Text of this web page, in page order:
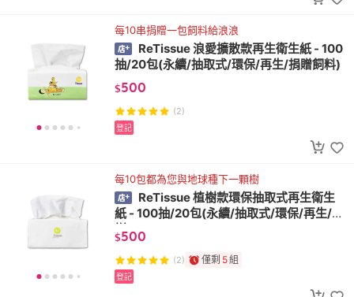
每10串捐贈一包飼料給浪浪
ReTissue 浪愛擴散款再生衛生紙 - 100
抽/20包(永續/抽取式/環保/再生/捐贈飼料)
$500
(2)
登記
每10包都為您與地球種下一顆樹
ReTissue 植樹款環保抽取式再生衛生
紙 - 100抽/20包(永續/抽取式/環保/再生/種
樹)
$500
(2) 僅剩 5組
登記